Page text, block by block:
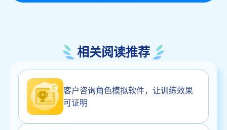
相关阅读推荐
客户咨询角色模拟软件，让训练效果
可证明